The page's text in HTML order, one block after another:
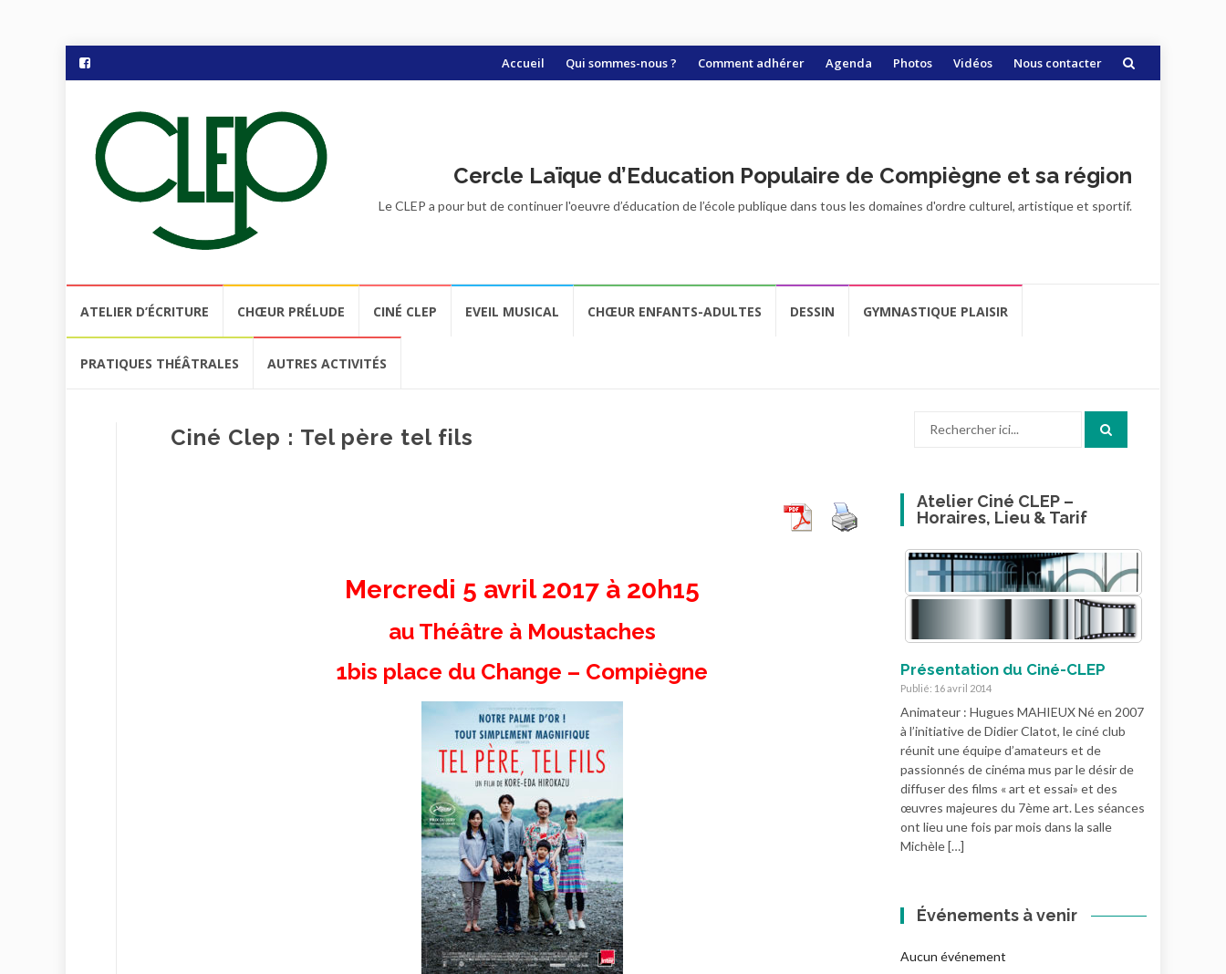
Aller
Accueil Qui sommes-nous ? Comment adhérer Agenda Photos Vidéos Nous contacter
Cercle Laïque d’Education Populaire de Compiègne et sa région
Le CLEP a pour but de continuer l'oeuvre d’éducation de l’école publique dans tous les domaines d'ordre culturel, artistique et sportif.
contenu
ATELIER D’ÉCRITURE CHŒUR PRÉLUDE CINÉ CLEP EVEIL MUSICAL CHŒUR ENFANTS-ADULTES DESSIN GYMNASTIQUE PLAISIR
PRATIQUES THÉÂTRALES AUTRES ACTIVITÉS
Ciné Clep : Tel père tel fils
Mercredi 5 avril 2017 à 20h15
au Théâtre à Moustaches
1bis place du Change – Compiègne
Atelier Ciné CLEP –
Horaires, Lieu & Tarif
Présentation du Ciné-CLEP
Publié: 16 avril 2014
Animateur : Hugues MAHIEUX Né en 2007
à l’initiative de Didier Clatot, le ciné club
réunit une équipe d’amateurs et de
passionnés de cinéma mus par le désir de
diffuser des films « art et essai» et des
œuvres majeures du 7ème art. Les séances
ont lieu une fois par mois dans la salle
Michèle […]
Événements à venir
Aucun événement